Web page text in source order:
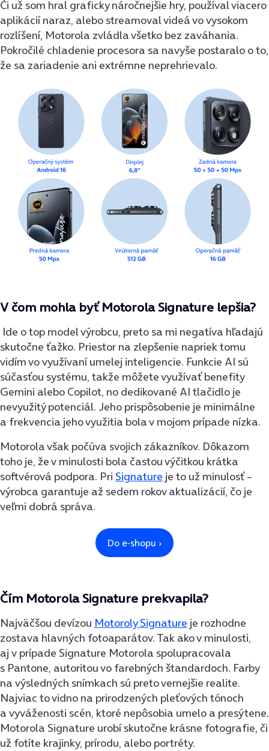
Či už som hral graficky náročnejšie hry, používal viacero
aplikácií naraz, alebo streamoval videá vo vysokom
rozlíšení, Motorola zvládla všetko bez zaváhania.
Pokročilé chladenie procesora sa navyše postaralo o to,
že sa zariadenie ani extrémne neprehrievalo.
V čom mohla byť Motorola Signature lepšia?
Ide o top model výrobcu, preto sa mi negatíva hľadajú
skutočne ťažko. Priestor na zlepšenie napriek tomu
vidím vo využívaní umelej inteligencie. Funkcie AI sú
súčasťou systému, takže môžete využívať benefity
Gemini alebo Copilot, no dedikované AI tlačidlo je
nevyužitý potenciál. Jeho prispôsobenie je minimálne
a frekvencia jeho využitia bola v mojom prípade nízka.
Motorola však počúva svojich zákazníkov. Dôkazom
toho je, že v minulosti bola častou výčitkou krátka
softvérová podpora. Pri Signature je to už minulosť –
výrobca garantuje až sedem rokov aktualizácií, čo je
veľmi dobrá správa.
Čím Motorola Signature prekvapila?
Najväčšou devízou Motoroly Signature je rozhodne
zostava hlavných fotoaparátov. Tak ako v minulosti,
aj v prípade Signature Motorola spolupracovala
s Pantone, autoritou vo farebných štandardoch. Farby
na výsledných snímkach sú preto vernejšie realite.
Najviac to vidno na prirodzených pleťových tónoch
a vyváženosti scén, ktoré nepôsobia umelo a presýtene.
Motorola Signature urobí skutočne krásne fotografie, či
už fotíte krajinky, prírodu, alebo portréty.